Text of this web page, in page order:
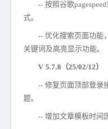
-- 按照谷歌
式。
-- 优化搜索页面功能
关键词及高亮显示功能。
V 5.7.8（25/02/12）
-- 修复页面顶部登录
题。
-- 增加文章模板时间